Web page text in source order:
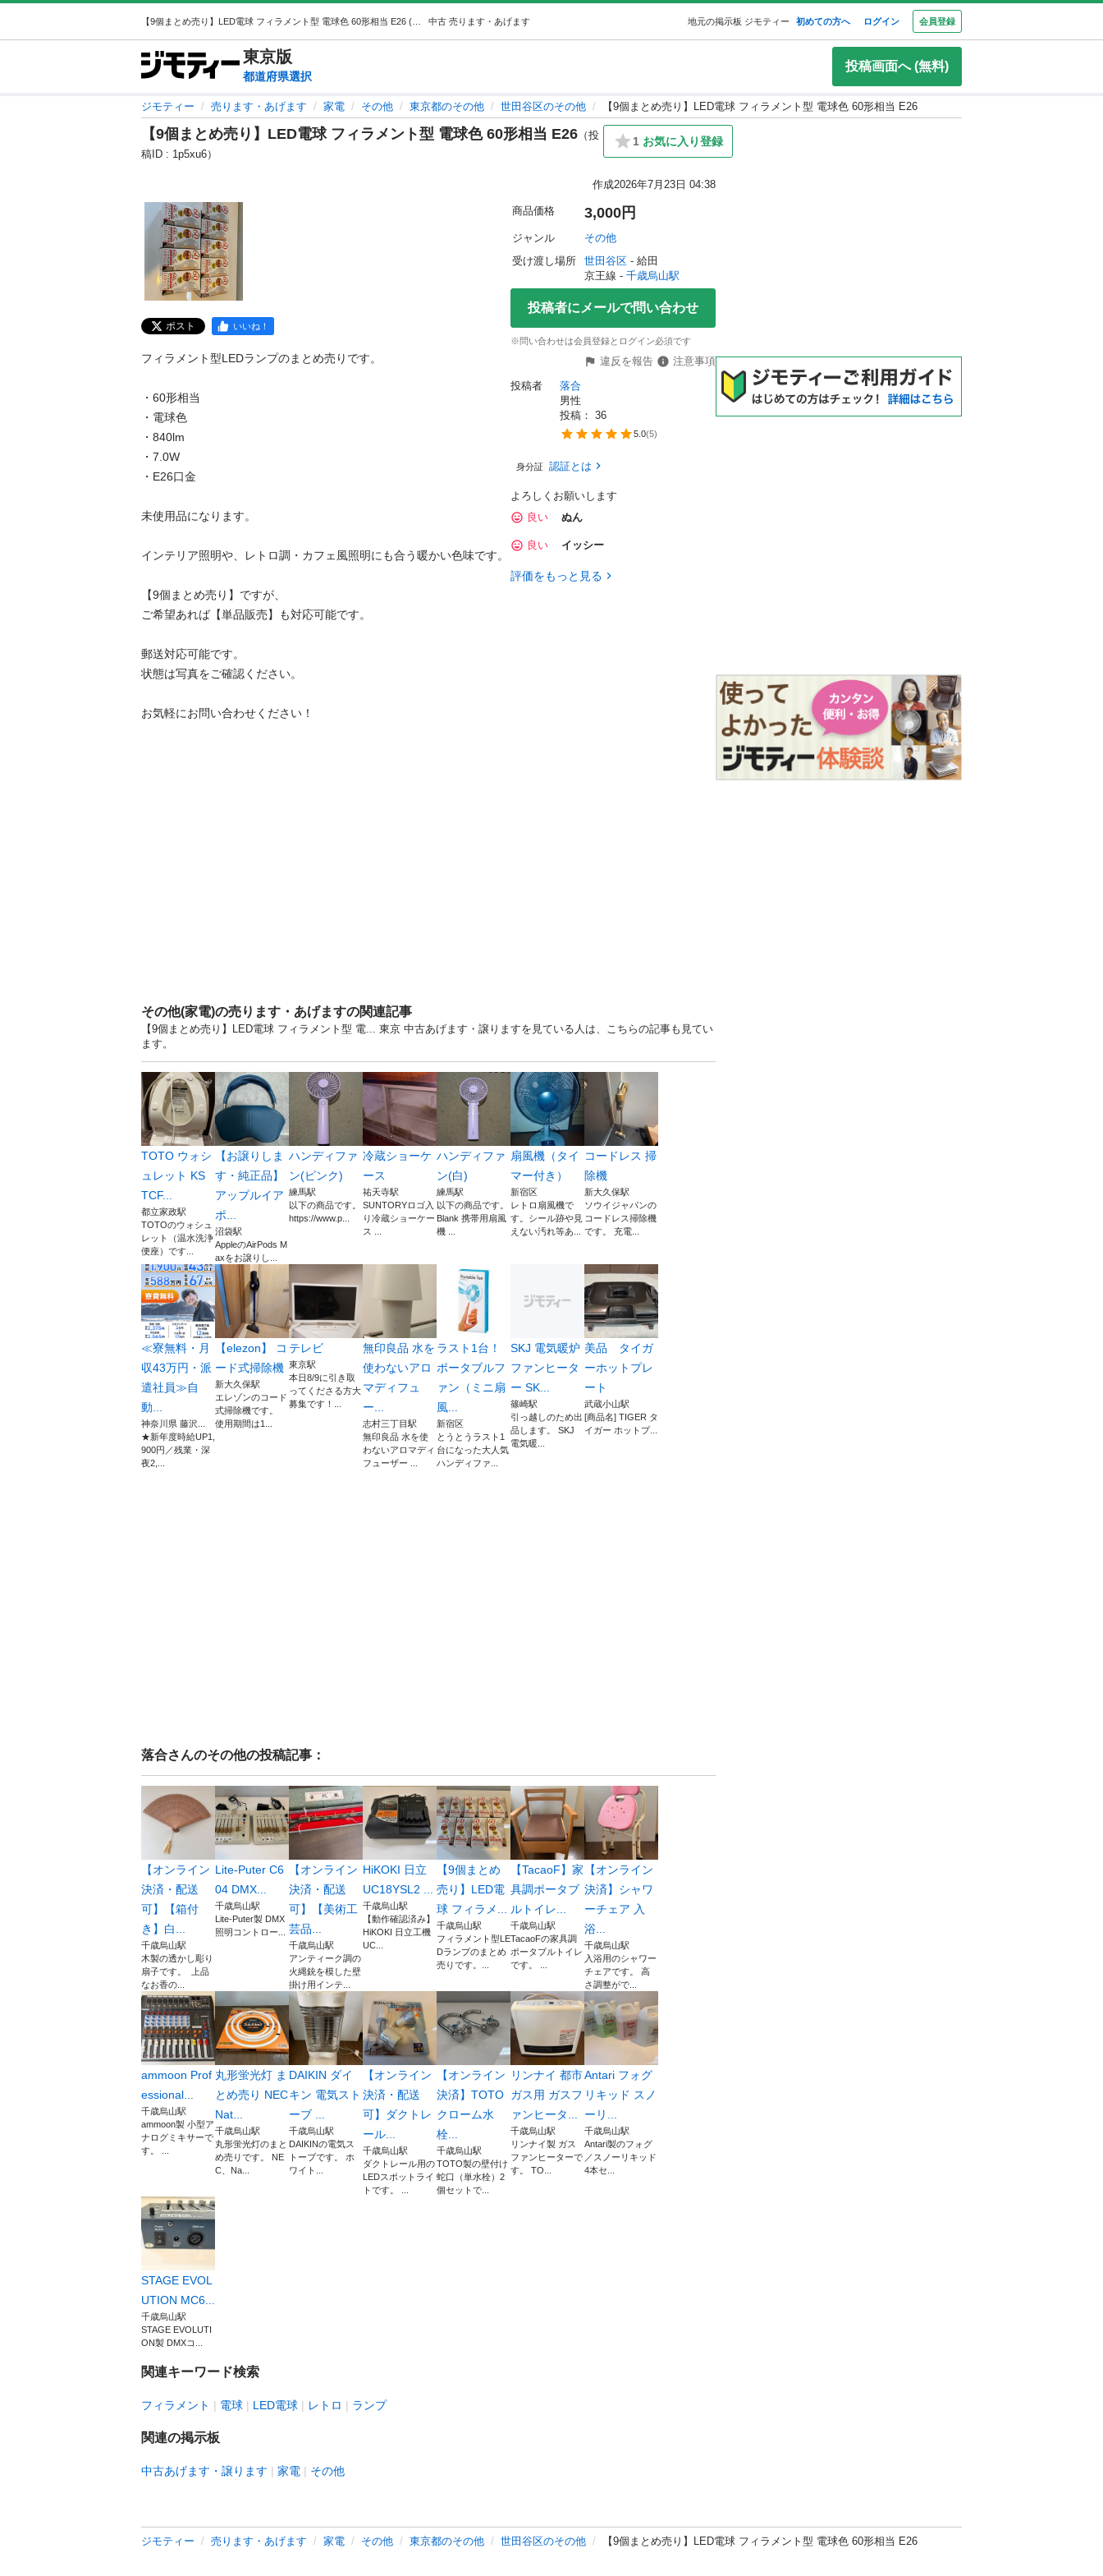
中古 売ります・あげます 地元の掲示板 ジモティー 初めての方へ ログイン 会員登録
東京版
都道府県選択
投稿画面へ (無料)
ジモティー 売ります・あげます 家電 その他 東京都のその他 世田谷区のその他 【9個まとめ売り】LED電球 フィラメント型 電球色 60形相当 E26
【9個まとめ売り】LED電球 フィラメント型 電球色 60形相当 E26 （投
稿ID : 1p5xu6）
1 お気に入り登録
作成2026年7月23日 04:38
ポスト いいね！
フィラメント型LEDランプのまとめ売りです。
・60形相当
・電球色
・840lm
・7.0W
・E26口金
未使用品になります。
インテリア照明や、レトロ調・カフェ風照明にも合う暖かい色味です。
【9個まとめ売り】ですが、
ご希望あれば【単品販売】も対応可能です。
郵送対応可能です。
状態は写真をご確認ください。
お気軽にお問い合わせください！
商品価格 3,000円
ジャンル
その他
受け渡し場所
世田谷区 - 給田
京王線 - 千歳烏山駅
投稿者にメールで問い合わせ
※問い合わせは会員登録とログイン必須です
違反を報告
注意事項
投稿者
落合
男性
投稿： 36
5.0(5)
身分証 認証とは
よろしくお願いします
良い
ぬん
良い イッシー
評価をもっと見る
その他(家電)の売ります・あげますの関連記事
【9個まとめ売り】LED電球 フィラメント型 電... 東京 中古あげます・譲りますを見ている人は、こちらの記事も見てい
ます。
TOTO ウォシ
ュレット KS
TCF...
都立家政駅
TOTOのウォシュ
レット（温水洗浄
便座）です...
【お譲りしま
す・純正品】
アップルイア
ポ...
沼袋駅
AppleのAirPods M
axをお譲りし...
ハンディファ
ン(ピンク)
練馬駅
以下の商品です。
https://www.p...
冷蔵ショーケ
ース
祐天寺駅
SUNTORYロゴ入
り冷蔵ショーケー
ス ...
ハンディファ
ン(白)
練馬駅
以下の商品です。
Blank 携帯用扇風
機 ...
扇風機（タイ
マー付き）
新宿区
レトロ扇風機で
す。シール跡や見
えない汚れ等あ...
コードレス 掃
除機
新大久保駅
ソウイジャパンの
コードレス掃除機
です。 充電...
≪寮無料・月
収43万円・派
遣社員≫自
動...
神奈川県 藤沢...
★新年度時給UP1,
900円／残業・深
夜2,...
【elezon】 コ
ード式掃除機
新大久保駅
エレゾンのコード
式掃除機です。
使用期間は1...
テレビ
東京駅
本日8/9に引き取
ってくださる方大
募集です！...
無印良品 水を
使わないアロ
マディフュ
ー...
志村三丁目駅
無印良品 水を使
わないアロマディ
フューザー ...
ラスト1台！
ポータブルフ
ァン（ミニ扇
風...
新宿区
とうとうラスト1
台になった大人気
ハンディファ...
SKJ 電気暖炉
ファンヒータ
ー SK...
篠崎駅
引っ越しのため出
品します。 SKJ
電気暖...
美品 タイガ
ーホットプレ
ート
武蔵小山駅
[商品名] TIGER タ
イガー ホットプ...
落合さんのその他の投稿記事：
【オンライン
決済・配送
可】【箱付
き】白...
千歳烏山駅
木製の透かし彫り
扇子です。 上品
なお香の...
Lite-Puter C6
04 DMX...
千歳烏山駅
Lite-Puter製 DMX
照明コントロー...
【オンライン
決済・配送
可】【美術工
芸品...
千歳烏山駅
アンティーク調の
火縄銃を模した壁
掛け用インテ...
HiKOKI 日立
UC18YSL2 ...
千歳烏山駅
【動作確認済み】
HiKOKI 日立工機
UC...
【9個まとめ
売り】LED電
球 フィラメ...
千歳烏山駅
フィラメント型LE
Dランプのまとめ
売りです。...
【TacaoF】家
具調ポータブ
ルトイレ...
千歳烏山駅
TacaoFの家具調
ポータブルトイレ
です。 ...
【オンライン
決済】シャワ
ーチェア 入
浴...
千歳烏山駅
入浴用のシャワー
チェアです。 高
さ調整がで...
ammoon Prof
essional...
千歳烏山駅
ammoon製 小型ア
ナログミキサーで
す。 ...
丸形蛍光灯 ま
とめ売り NEC
Nat...
千歳烏山駅
丸形蛍光灯のまと
め売りです。 NE
C、Na...
DAIKIN ダイ
キン 電気スト
ーブ ...
千歳烏山駅
DAIKINの電気ス
トーブです。 ホ
ワイト...
【オンライン
決済・配送
可】ダクトレ
ール...
千歳烏山駅
ダクトレール用の
LEDスポットライ
トです。 ...
【オンライン
決済】TOTO
クローム水
栓...
千歳烏山駅
TOTO製の壁付け
蛇口（単水栓）2
個セットで...
リンナイ 都市
ガス用 ガスフ
ァンヒータ...
千歳烏山駅
リンナイ製 ガス
ファンヒーターで
す。 TO...
Antari フォグ
リキッド スノ
ーリ...
千歳烏山駅
Antari製のフォグ
／スノーリキッド
4本セ...
STAGE EVOL
UTION MC6...
千歳烏山駅
STAGE EVOLUTI
ON製 DMXコ...
関連キーワード検索
フィラメント 電球 LED電球 レトロ ランプ
関連の掲示板
中古あげます・譲ります 家電 その他
ジモティー 売ります・あげます 家電 その他 東京都のその他 世田谷区のその他 【9個まとめ売り】LED電球 フィラメント型 電球色 60形相当 E26